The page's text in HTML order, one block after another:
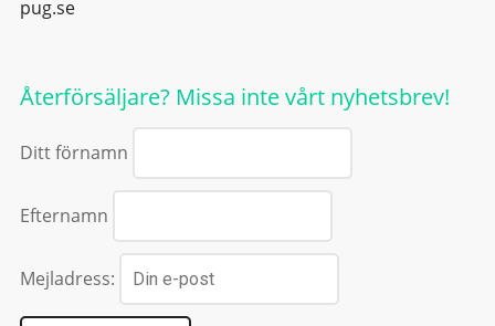
pug.se
Återförsäljare? Missa inte vårt nyhetsbrev!
Ditt förnamn
Efternamn
Mejladress: